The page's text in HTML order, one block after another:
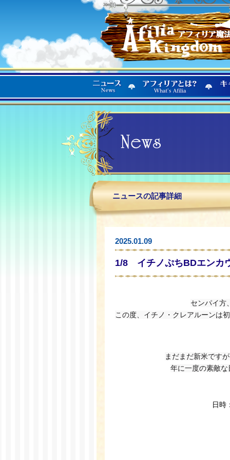
ニュースの記事詳細
2025.01.09
1/8 イチノぷちBDエンカ
センパイ方
この度、イチノ・クレアルーンは
まだまだ新米です
年に一度の素敵
日時